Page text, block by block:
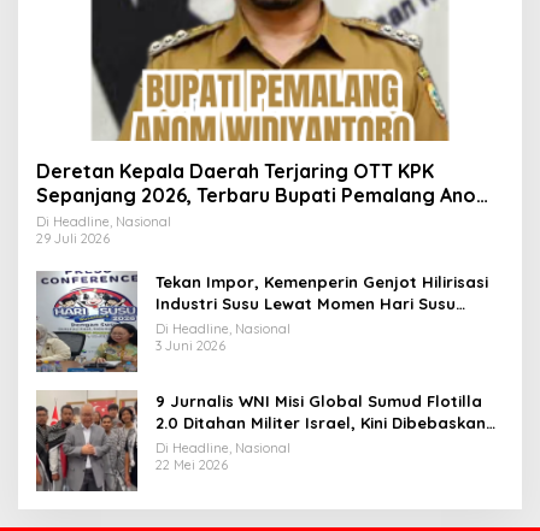
Deretan Kepala Daerah Terjaring OTT KPK
Sepanjang 2026, Terbaru Bupati Pemalang Anom
Widiyantoro
Di Headline, Nasional
29 Juli 2026
Tekan Impor, Kemenperin Genjot Hilirisasi
Industri Susu Lewat Momen Hari Susu
Nusantara 2026
Di Headline, Nasional
3 Juni 2026
9 Jurnalis WNI Misi Global Sumud Flotilla
2.0 Ditahan Militer Israel, Kini Dibebaskan
dan Dievakuasi ke Istanbul
Di Headline, Nasional
22 Mei 2026